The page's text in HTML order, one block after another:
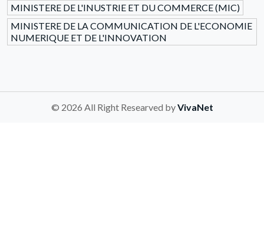
MINISTERE DE L'INUSTRIE ET DU COMMERCE (MIC)
MINISTERE DE LA COMMUNICATION DE L'ECONOMIE
NUMERIQUE ET DE L'INNOVATION
© 2026 All Right Researved byVivaNet